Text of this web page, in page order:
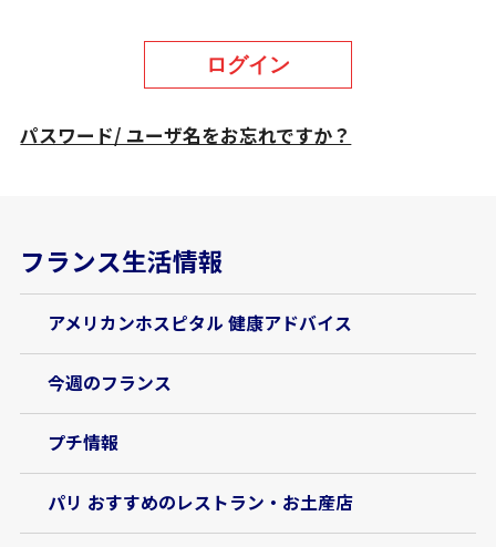
ログイン
パスワード/ ユーザ名をお忘れですか？
フランス生活情報
アメリカンホスピタル 健康アドバイス
今週のフランス
プチ情報
パリ おすすめのレストラン・お土産店